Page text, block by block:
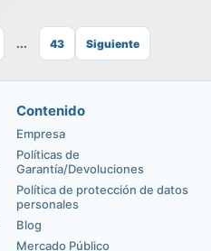
... 43 Siguiente
Contenido
Empresa
Políticas de
Garantía/Devoluciones
Política de protección de datos
personales
Blog
Mercado Público